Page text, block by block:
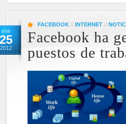
ene
25
2012
FACEBOOK // INTERNET //
Facebook ha
puestos de